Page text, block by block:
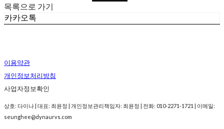
목록으로 가기
카카오톡
이용약관
개인정보처리방침
사업자정보확인
상호: 다이나 | 대표: 최윤정 | 개인정보관리책임자: 최윤정 | 전화: 010-2271-1721 | 이메일:
seunghee@dynaurvs.com